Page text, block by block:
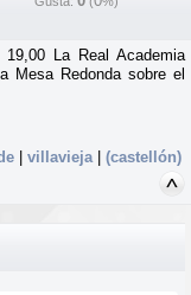
La Real Academia
Mesa Redonda sobre el
villavieja (castellón)